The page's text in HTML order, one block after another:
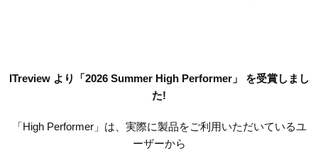
ITreview より「2026 Summer High Performer」 を受賞しまし
た!
「High Performer」は、実際に製品をご利用いただいているユ
ーザーから